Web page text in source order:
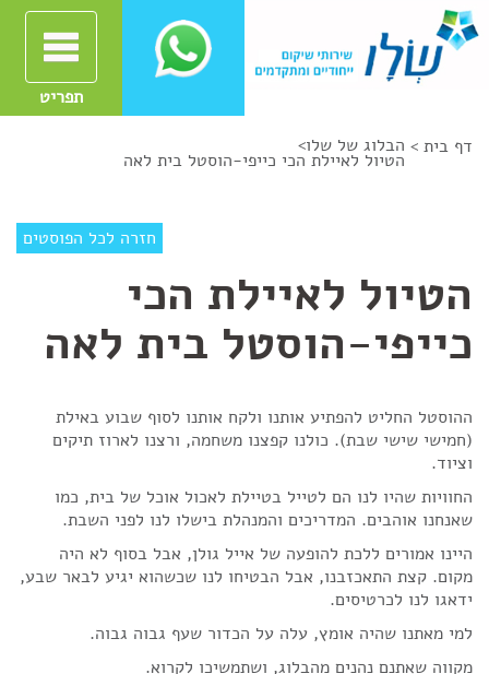
תפריט
דף בית > הבלוג של שלו>
הטיול לאיילת הכי כייפי-הוסטל בית לאה
חזרה לכל הפוסטים
הטיול לאיילת הכי
כייפי-הוסטל בית לאה
ההוסטל החליט להפתיע אותנו ולקח אותנו לסוף שבוע באילת
(חמישי שישי שבת). כולנו קפצנו משחמה, ורצנו לארוז תיקים
וציוד.
החוויות שהיו לנו הם לטייל בטיילת לאכול אוכל של בית, כמו
שאנחנו אוהבים. המדריכים והמנהלת בישלו לנו לפני השבת.
היינו אמורים ללכת להופעה של אייל גולן, אבל בסוף לא היה
מקום. קצת התאכזבנו, אבל הבטיחו לנו שכשהוא יגיע לבאר שבע,
ידאגו לנו לכרטיסים.
למי מאתנו שהיה אומץ, עלה על הכדור שעף גבוה גבוה.
מקווה שאתנם נהנים מהבלוג, ושתמשיכו לקרוא.